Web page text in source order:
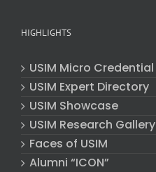
HIGHLIGHTS
USIM Micro Credential
USIM Expert Directory
USIM Showcase
USIM Research Gallery
Faces of USIM
Alumni “ICON”